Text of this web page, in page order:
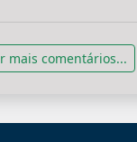
mais comentários...